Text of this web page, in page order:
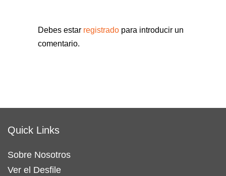
Debes estar registrado para introducir un
comentario.
Quick Links
Sobre Nosotros
Ver el Desfile